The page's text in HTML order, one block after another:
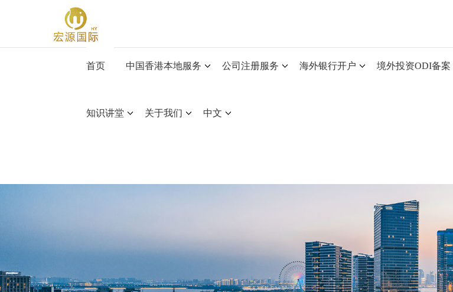
首页 中国香港本地服务 公司注册服务 海外银行开户 境外投资ODI备案
知识讲堂 关于我们 中文